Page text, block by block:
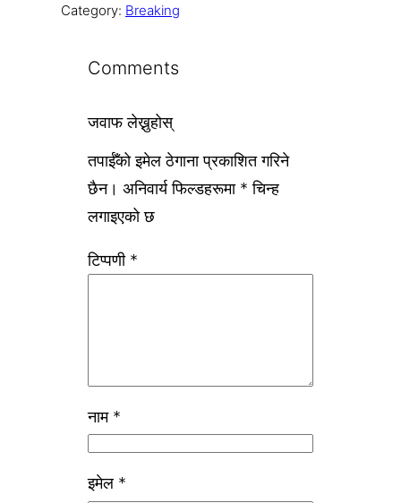
Category: Breaking
Comments
जवाफ लेख्नुहोस्
तपाईँको इमेल ठेगाना प्रकाशित गरिने
छैन। अनिवार्य फिल्डहरूमा * चिन्ह
लगाइएको छ
टिप्पणी *
नाम *
इमेल *